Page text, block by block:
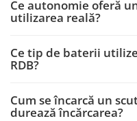
Ce autonomie oferă
utilizarea reală?
Ce tip de baterii
RDB?
Cum se încarcă un
durează încărcarea?